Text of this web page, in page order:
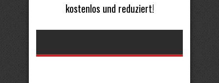
kostenlos und reduziert!